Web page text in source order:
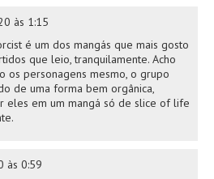
às 1:15
é um dos mangás que mais gosto
que leio, tranquilamente. Acho
os personagens mesmo, o grupo
de uma forma bem orgânica,
eles em um mangá só de slice of life
às 0:59